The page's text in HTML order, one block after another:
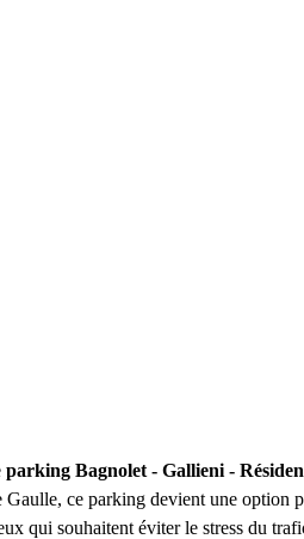
parking Bagnolet - Gallieni -
ce parking devient une
qui souhaitent éviter le stress du